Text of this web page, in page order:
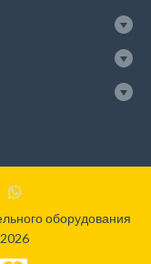
оборудования